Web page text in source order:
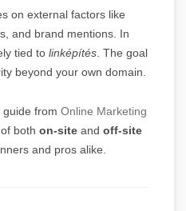
on external factors like
and brand mentions. In
tied to linképítés. The goal
beyond your own domain.
guide from Online Marketing
both on-site and off-site
and pros alike.